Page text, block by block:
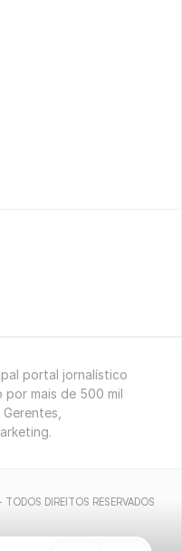
portal jornalístico
por mais de 500 mil
DIREITOS RESERVADOS